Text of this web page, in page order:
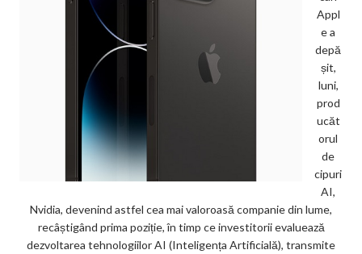
Appl
e a
depă
șit,
luni,
prod
ucăt
orul
de
cipuri
AI,
Nvidia, devenind astfel cea mai valoroasă companie din lume,
recâștigând prima poziție, în timp ce investitorii evaluează
dezvoltarea tehnologiilor AI (Inteligența Artificială), transmite